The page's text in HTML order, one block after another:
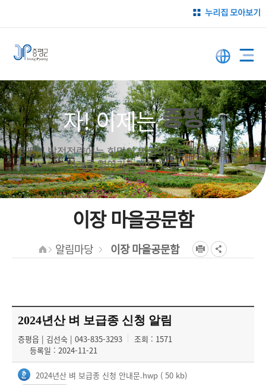
누리집 모아보기
자! 이제는증평
증평의 발전전략에는 희망이 만들어가는 향이 있습니다.
미래를 열어가는 힘이 있습니다.
이장 마을공문함
알림마당 이장 마을공문함
2024년산 벼 보급종 신청 알림
증평읍 | 김선숙 | 043-835-3293
조회 : 1571
등록일 : 2024-11-21
2024년산 벼 보급종 신청 안내문.hwp ( 50 kb)